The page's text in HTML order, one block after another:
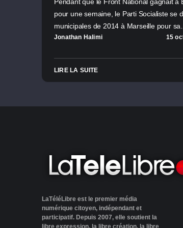
pour une semaine, le Parti Socialiste se
municipales de 2014 à Marseille pour
Jonathan Halimi 15
LIRE LA SUITE
LaTéléLibre est le premier média
numérique citoyen, indépendant et
participatif. Depuis 2007, elle soutient la